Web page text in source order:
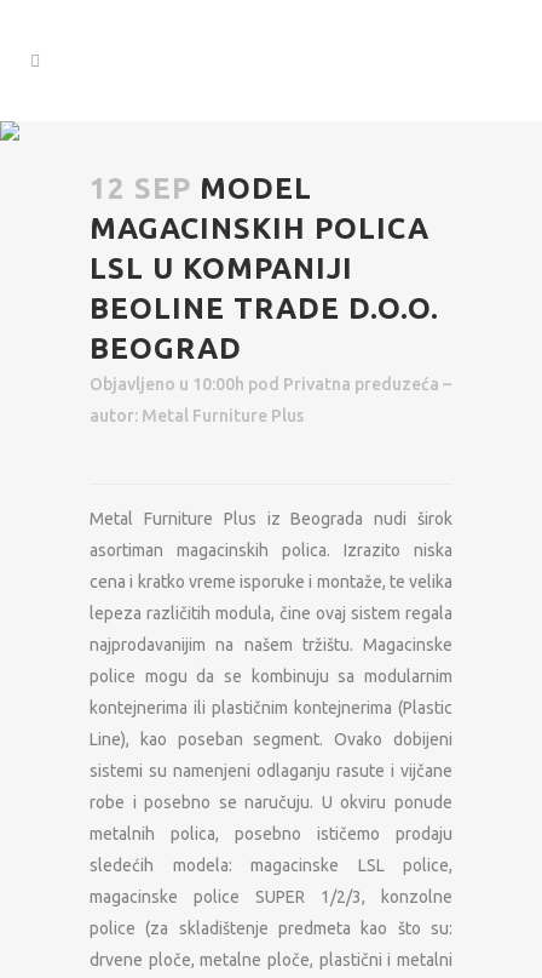
12 SEP MODEL
MAGACINSKIH POLICA
LSL U KOMPANIJI
BEOLINE TRADE D.O.O.
BEOGRAD
Objavljeno u 10:00h pod Privatna preduzeća –
autor: Metal Furniture Plus
Metal Furniture Plus iz Beograda nudi širok
asortiman magacinskih polica. Izrazito niska
cena i kratko vreme isporuke i montaže, te velika
lepeza različitih modula, čine ovaj sistem regala
najprodavanijim na našem tržištu. Magacinske
police mogu da se kombinuju sa modularnim
kontejnerima ili plastičnim kontejnerima (Plastic
Line), kao poseban segment. Ovako dobijeni
sistemi su namenjeni odlaganju rasute i vijčane
robe i posebno se naručuju. U okviru ponude
metalnih polica, posebno ističemo prodaju
sledećih modela: magacinske LSL police,
magacinske police SUPER 1/2/3, konzolne
police (za skladištenje predmeta kao što su:
drvene ploče, metalne ploče, plastični i metalni